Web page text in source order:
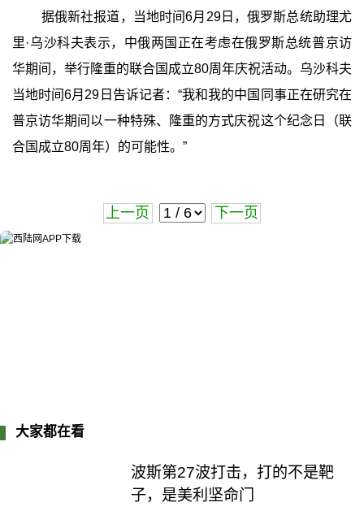
据俄新社报道，当地时间6月29日，俄罗斯总统助理尤
里·乌沙科夫表示，中俄两国正在考虑在俄罗斯总统普京访
华期间，举行隆重的联合国成立80周年庆祝活动。乌沙科夫
当地时间6月29日告诉记者：“我和我的中国同事正在研究在
普京访华期间以一种特殊、隆重的方式庆祝这个纪念日（联
合国成立80周年）的可能性。”
上一页 下一页
大家都在看
波斯第27波打击，打的不是靶
子，是美利坚命门